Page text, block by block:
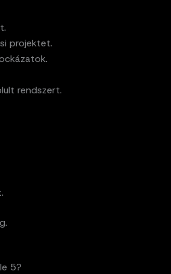
projektet.
rendszert.
5?